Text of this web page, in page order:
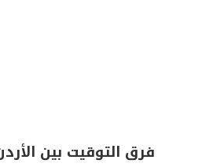
فرق التوقيت بين